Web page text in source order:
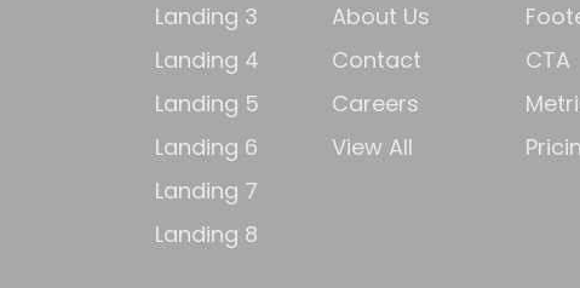
Landing 3
Landing 4
Landing 5
Landing 6
Landing 7
Landing 8
About Us
Contact
Careers
View All
CTA